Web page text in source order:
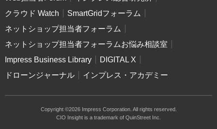
クラウド Watch
SmartGridフォーラム
ネットショップ担当者フォーラム
ネットショップ担当者フォーラムお悩み相談室
Impress Business Library
DIGITAL X
ドローンジャーナル
インプレス・アカデミー
Copyright ©2026 Impress Corporation. All rights reserved.
CIO Insight is a trademark of QuinStreet Inc.